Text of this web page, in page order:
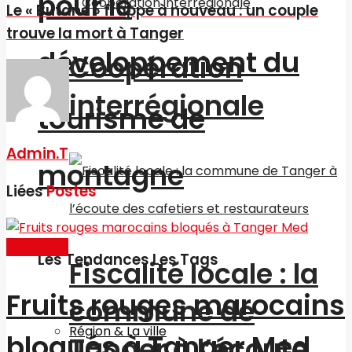
Coopération
interrégionale
Fiscalité locale : la
commune de
développement du
tourisme de
montagne
Les Tendances Les Tags
Région & La ville
Le « Butane » frappe à nouveau : un couple
trouve la mort à Tanger
Admin.T
LiéesPostes
Fruits rouges marocains